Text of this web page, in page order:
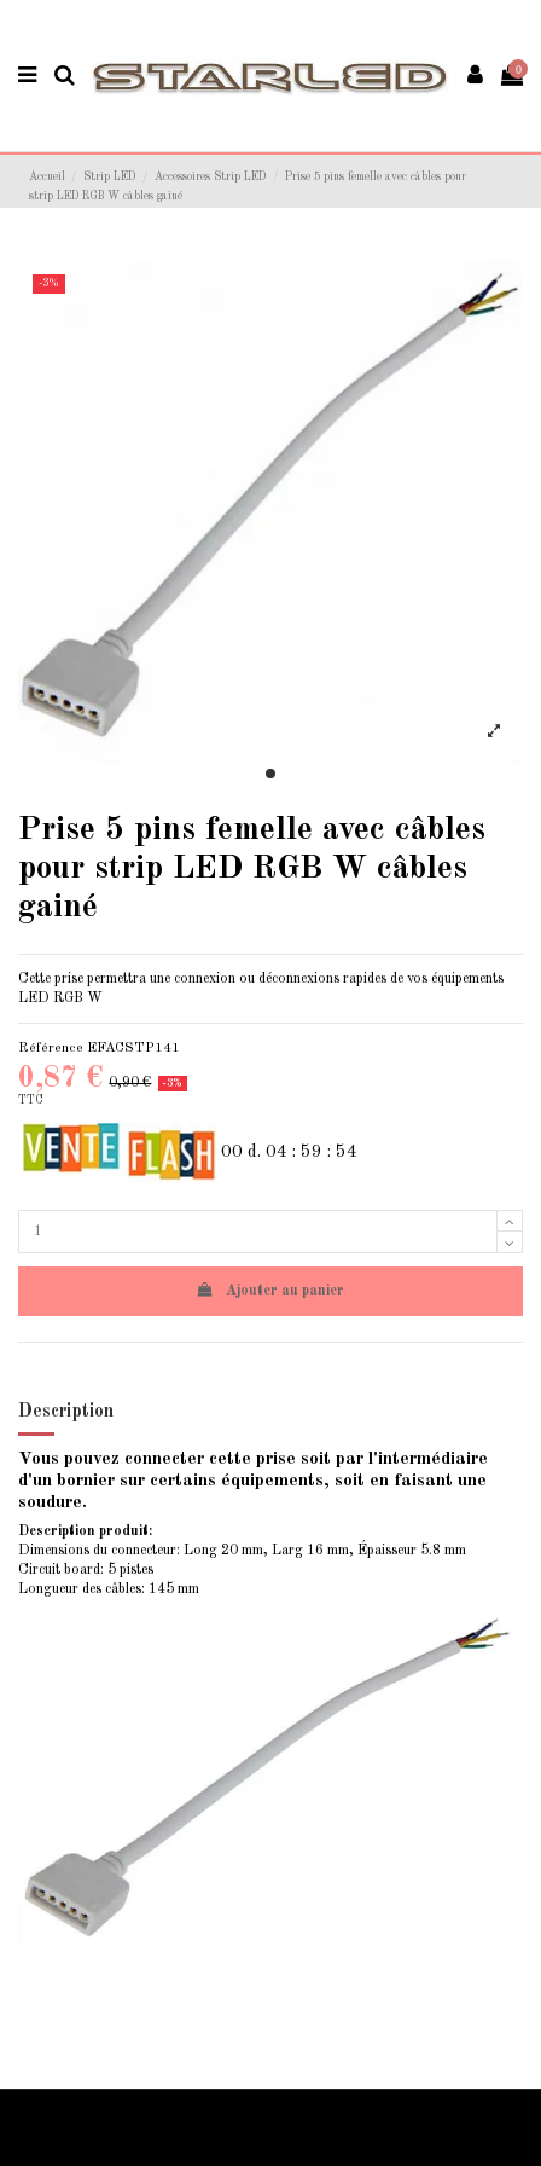
0
Accueil Strip LED Accessoires Strip LED
Prise 5 pins femelle avec câbles pour
strip LED RGB W câbles gainé
-3%
Prise 5 pins femelle avec câbles
pour strip LED RGB W câbles
gainé
Cette prise permettra une connexion ou déconnexions rapides de vos équipements
LED RGB W
Référence EFACSTP141
0,87 € 0,90 €
-3%
TTC
00 d. 04 : 59 : 54
Ajouter au panier
Description
Vous pouvez connecter cette prise soit par l'intermédiaire
d'un bornier sur certains équipements, soit en faisant une
soudure.
Description produit:
Dimensions du connecteur: Long 20 mm, Larg 16 mm, Épaisseur 5.8 mm
Circuit board: 5 pistes
Longueur des câbles: 145 mm